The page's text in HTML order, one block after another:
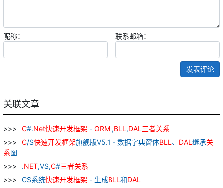
昵称： 联系邮箱：
发表评论
关联文章
C#.Net快速开发框架 - ORM ,BLL ,DAL 三者关系
C/S快速开发框架旗舰版V5.1 - 数据字典窗体BLL 、 DAL 继承关
系图
.NET,VS,C#三者关系
CS系统快速开发框架 - 生成BLL 和DAL